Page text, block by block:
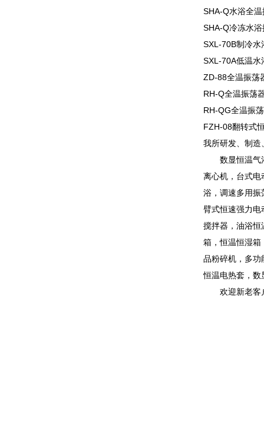
SHA-Q水浴全温
SHA-Q冷冻水浴
SXL-70B制冷水
SXL-70A低温水
ZD-88全温振荡
RH-Q全温振荡
RH-QG全温振
FZH-08翻转式
我所研发、制造
数显恒温气
离心机，台式电
浴，调速多用振
臂式恒速强力电
搅拌器，油浴恒
箱，恒温恒湿箱
品粉碎机，多功
恒温电热套，数
欢迎新老客